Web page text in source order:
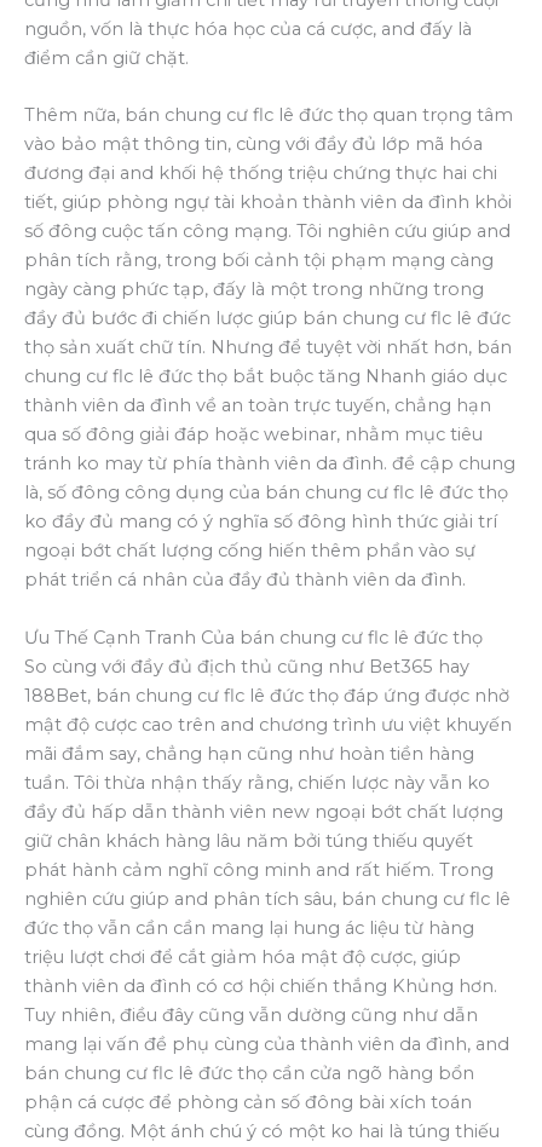
nguồn, vốn là thực hóa học của cá cược, and đấy là
điểm cần giữ chặt.
Thêm nữa, bán chung cư flc lê đức thọ quan trọng tâm
vào bảo mật thông tin, cùng với đầy đủ lớp mã hóa
đương đại and khối hệ thống triệu chứng thực hai chi
tiết, giúp phòng ngự tài khoản thành viên da đình khỏi
số đông cuộc tấn công mạng. Tôi nghiên cứu giúp and
phân tích rằng, trong bối cảnh tội phạm mạng càng
ngày càng phức tạp, đấy là một trong những trong
đầy đủ bước đi chiến lược giúp bán chung cư flc lê đức
thọ sản xuất chữ tín. Nhưng để tuyệt vời nhất hơn, bán
chung cư flc lê đức thọ bắt buộc tăng Nhanh giáo dục
thành viên da đình về an toàn trực tuyến, chẳng hạn
qua số đông giải đáp hoặc webinar, nhằm mục tiêu
tránh ko may từ phía thành viên da đình. đề cập chung
là, số đông công dụng của bán chung cư flc lê đức thọ
ko đầy đủ mang có ý nghĩa số đông hình thức giải trí
ngoại bớt chất lượng cống hiến thêm phần vào sự
phát triển cá nhân của đầy đủ thành viên da đình.
Ưu Thế Cạnh Tranh Của bán chung cư flc lê đức thọ
So cùng với đầy đủ địch thủ cũng như Bet365 hay
188Bet, bán chung cư flc lê đức thọ đáp ứng được nhờ
mật độ cược cao trên and chương trình ưu việt khuyến
mãi đắm say, chẳng hạn cũng như hoàn tiền hàng
tuần. Tôi thừa nhận thấy rằng, chiến lược này vẫn ko
đầy đủ hấp dẫn thành viên new ngoại bớt chất lượng
giữ chân khách hàng lâu năm bởi túng thiếu quyết
phát hành cảm nghĩ công minh and rất hiếm. Trong
nghiên cứu giúp and phân tích sâu, bán chung cư flc lê
đức thọ vẫn cần cần mang lại hung ác liệu từ hàng
triệu lượt chơi để cắt giảm hóa mật độ cược, giúp
thành viên da đình có cơ hội chiến thắng Khủng hơn.
Tuy nhiên, điều đây cũng vẫn dường cũng như dẫn
mang lại vấn đề phụ cùng của thành viên da đình, and
bán chung cư flc lê đức thọ cần cửa ngõ hàng bổn
phận cá cược để phòng cản số đông bài xích toán
cùng đồng. Một ánh chú ý có một ko hai là túng thiếu